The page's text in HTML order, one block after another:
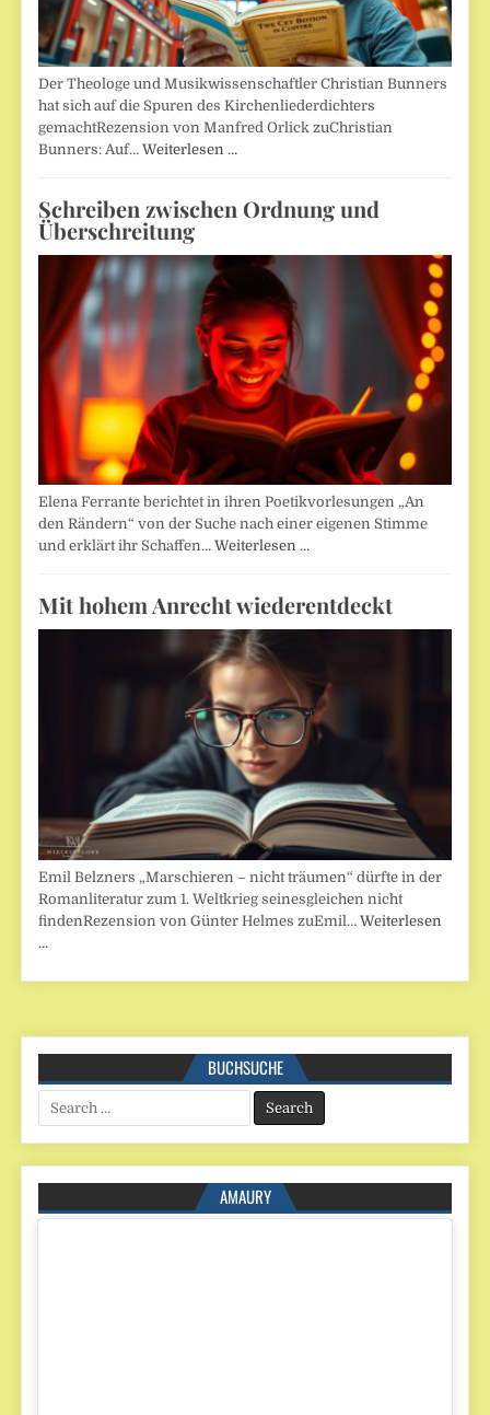
Der Theologe und Musikwissenschaftler Christian Bunners
hat sich auf die Spuren des Kirchenliederdichters
gemachtRezension von Manfred Orlick zuChristian
Bunners: Auf…Weiterlesen …
Schreiben zwischen Ordnung und
Überschreitung
Elena Ferrante berichtet in ihren Poetikvorlesungen „An
den Rändern“ von der Suche nach einer eigenen Stimme
und erklärt ihr Schaffen…Weiterlesen …
Mit hohem Anrecht wiederentdeckt
Emil Belzners „Marschieren – nicht träumen“ dürfte in der
Romanliteratur zum 1. Weltkrieg seinesgleichen nicht
findenRezension von Günter Helmes zuEmil…Weiterlesen
…
BUCHSUCHE
Search
for:
AMAURY